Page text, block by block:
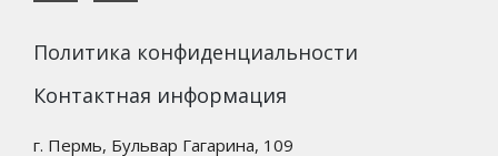
Политика конфиденциальности
Контактная информация
г. Пермь, Бульвар Гагарина, 109